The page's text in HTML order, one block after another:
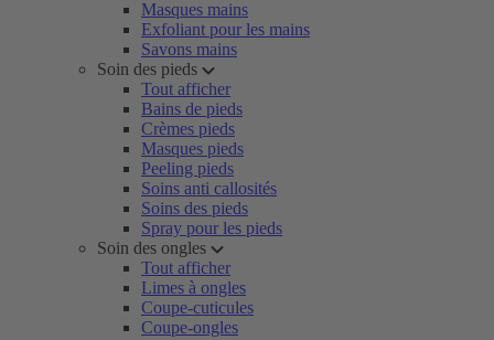
Masques mains
Exfoliant pour les mains
Savons mains
Soin des pieds
Tout afficher
Bains de pieds
Crèmes pieds
Masques pieds
Peeling pieds
Soins anti callosités
Soins des pieds
Spray pour les pieds
Soin des ongles
Tout afficher
Limes à ongles
Coupe-cuticules
Coupe-ongles